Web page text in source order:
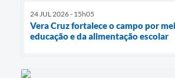
24 JUL 2026 - 15h05
Vera Cruz fortalece o campo por
educação e da alimentação escolar